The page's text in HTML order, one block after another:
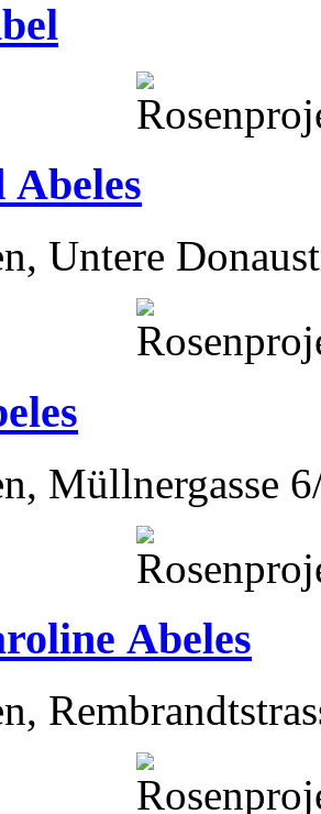
Abeles
Untere
Müllnergasse
Abeles